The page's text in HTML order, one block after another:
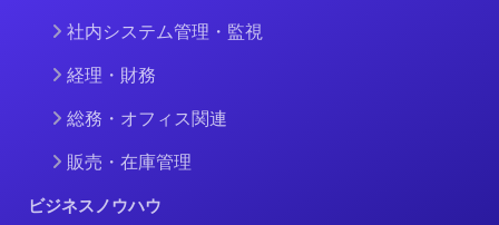
社内システム管理・監視
経理・財務
総務・オフィス関連
販売・在庫管理
ビジネスノウハウ